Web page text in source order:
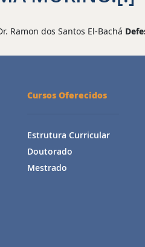
Ramon dos Santos El-Bachá
Cursos Oferecidos
Estrutura Curricular
Doutorado
Mestrado